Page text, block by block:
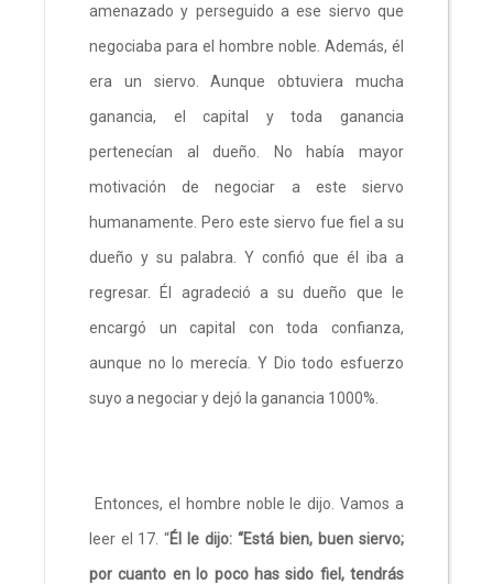
amenazado y perseguido a ese siervo que
negociaba para el hombre noble. Además, él
era un siervo. Aunque obtuviera mucha
ganancia, el capital y toda ganancia
pertenecían al dueño. No había mayor
motivación de negociar a este siervo
humanamente. Pero este siervo fue fiel a su
dueño y su palabra. Y confió que él iba a
regresar. Él agradeció a su dueño que le
encargó un capital con toda confianza,
aunque no lo merecía. Y Dio todo esfuerzo
suyo a negociar y dejó la ganancia 1000%.
Entonces, el hombre noble le dijo. Vamos a
leer el 17. “Él le dijo: “Está bien, buen siervo;
por cuanto en lo poco has sido fiel, tendrás